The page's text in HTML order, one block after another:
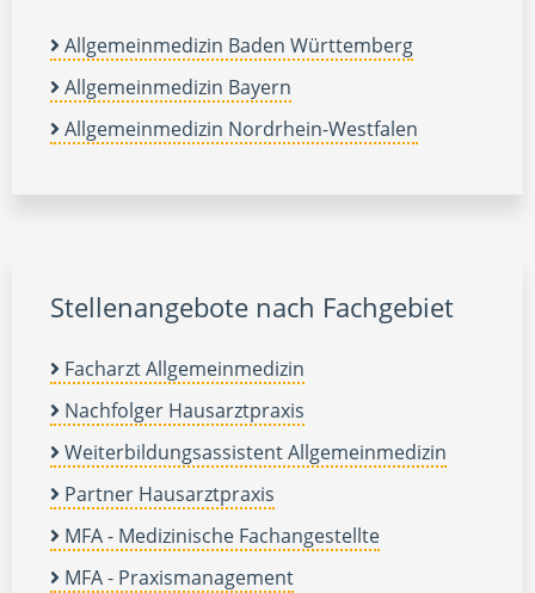
Allgemeinmedizin Baden Württemberg
Allgemeinmedizin Bayern
Allgemeinmedizin Nordrhein-Westfalen
Stellenangebote nach Fachgebiet
Facharzt Allgemeinmedizin
Nachfolger Hausarztpraxis
Weiterbildungsassistent Allgemeinmedizin
Partner Hausarztpraxis
MFA - Medizinische Fachangestellte
MFA - Praxismanagement